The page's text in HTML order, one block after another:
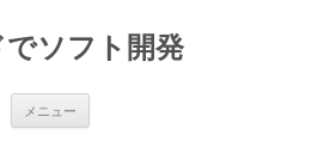
ソフト開発
メニュー